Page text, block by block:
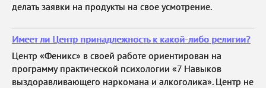
делать заявки на продукты на свое усмотрение.
Имеет ли Центр принадлежность к какой-либо религии?
Центр «Феникс» в своей работе ориентирован на
программу практической психологии «7 Навыков
выздоравливающего наркомана и алкоголика». Центр не